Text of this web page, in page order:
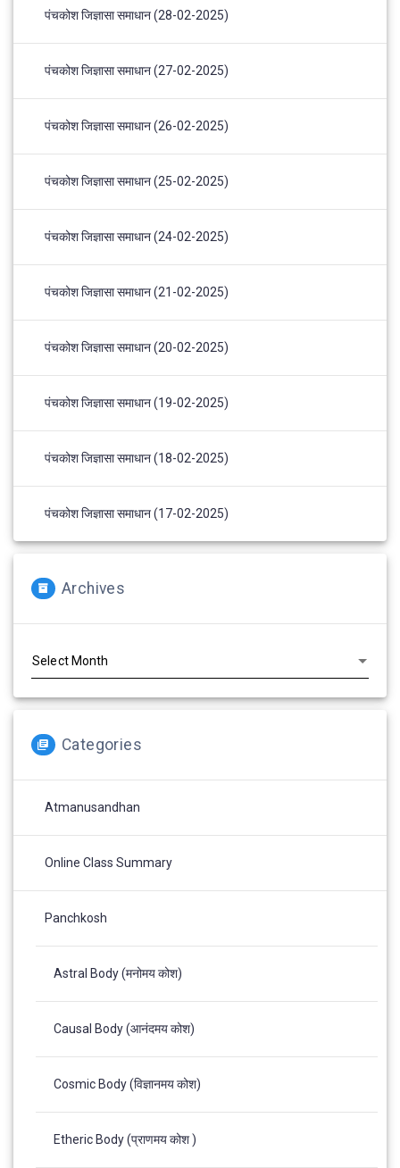
पंचकोश जिज्ञासा समाधान (28-02-2025)
पंचकोश जिज्ञासा समाधान (27-02-2025)
पंचकोश जिज्ञासा समाधान (26-02-2025)
पंचकोश जिज्ञासा समाधान (25-02-2025)
पंचकोश जिज्ञासा समाधान (24-02-2025)
पंचकोश जिज्ञासा समाधान (21-02-2025)
पंचकोश जिज्ञासा समाधान (20-02-2025)
पंचकोश जिज्ञासा समाधान (19-02-2025)
पंचकोश जिज्ञासा समाधान (18-02-2025)
पंचकोश जिज्ञासा समाधान (17-02-2025)
Archives
Categories
Atmanusandhan
Online Class Summary
Panchkosh
Astral Body (मनोमय कोश)
Causal Body (आनंदमय कोश)
Cosmic Body (विज्ञानमय कोश)
Etheric Body (प्राणमय कोश )